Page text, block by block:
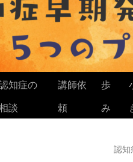
知症の
談
講師依
頼
歩
み
認